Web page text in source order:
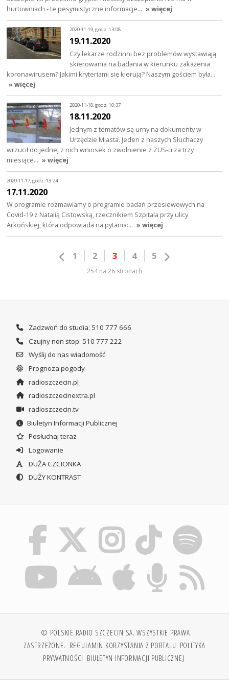
hurtowniach - te pesymistyczne informacje… » więcej
2020-11-19, godz. 13:08
19.11.2020
Czy lekarze rodzinni bez problemów wystawiają
skierowania na badania w kierunku zakażenia
koronawirusem? Jakimi kryteriami się kierują? Naszym gościem była…
» więcej
2020-11-18, godz. 10:37
18.11.2020
Jednym z tematów są urny na dokumenty w
Urzędzie Miasta. Jeden z naszych Słuchaczy
wrzucił do jednej z nich wniosek o zwolnienie z ZUS-u za trzy
miesiące… » więcej
2020-11-17, godz. 13:24
17.11.2020
W programie rozmawiamy o programie badań przesiewowych na
Covid-19 z Natalią Cistowską, rzecznikiem Szpitala przy ulicy
Arkońskiej, która odpowiada na pytania:… » więcej
1 2 3 4 5
254 na 26 stronach
Zadzwoń do studia: 510 777 666
Czujny non stop: 510 777 222
Wyślij do nas wiadomość
Prognoza pogody
radioszczecin.pl
radioszczecinextra.pl
radioszczecin.tv
Biuletyn Informacji Publicznej
Posłuchaj teraz
Logowanie
DUŻA CZCIONKA
DUŻY KONTRAST
© POLSKIE RADIO SZCZECIN SA. WSZYSTKIE PRAWA
ZASTRZEŻONE. REGULAMIN KORZYSTANIA Z PORTALU POLITYKA
PRYWATNOŚCI BIULETYN INFORMACJI PUBLICZNEJ